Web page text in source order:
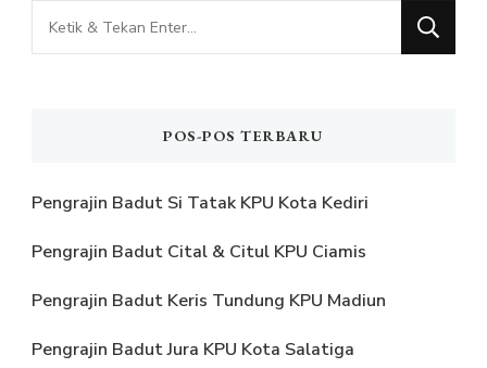
Mencari
Sesuatu?
POS-POS TERBARU
Pengrajin Badut Si Tatak KPU Kota Kediri
Pengrajin Badut Cital & Citul KPU Ciamis
Pengrajin Badut Keris Tundung KPU Madiun
Pengrajin Badut Jura KPU Kota Salatiga